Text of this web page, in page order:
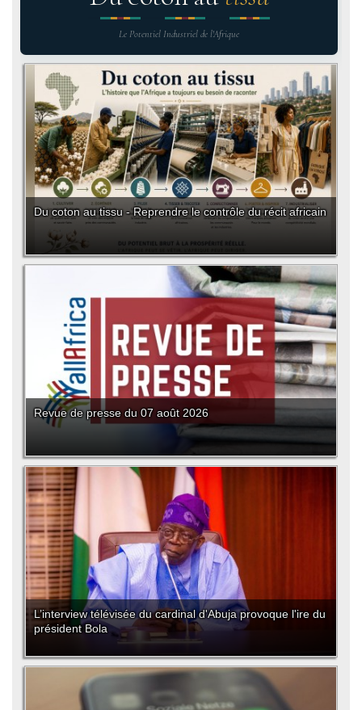
Le Potentiel Industriel de l'Afrique
Du coton au tissu - Reprendre le contrôle du récit africain
Revue de presse du 07 août 2026
L’interview télévisée du cardinal d'Abuja provoque l'ire du
président Bola